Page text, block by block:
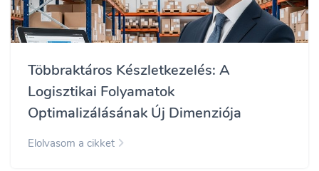
Többraktáros Készletkezelés: A
Logisztikai Folyamatok
Optimalizálásának Új Dimenziója
Elolvasom a cikket